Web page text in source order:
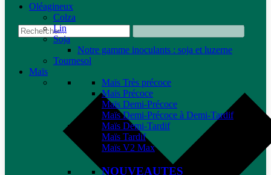
Oléagineux
Colza
Lin
Soja
Notre gamme inoculants : soja et luzerne
Tournesol
Maïs
Maïs Très précoce
Maïs Précoce
Maïs Demi-Précoce
Maïs Demi-Précoce à Demi-Tardif
Maïs Demi-Tardif
Maïs Tardif
Maïs V2 Max
NOUVEAUTES